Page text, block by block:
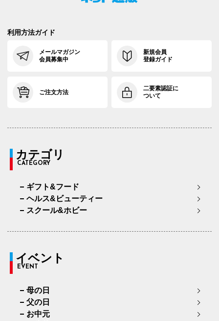
利用方法ガイド
メールマガジン
会員募集中
新規会員
登録ガイド
ご注文方法
二要素認証に
ついて
カテゴリ
CATEGORY
ギフト&フード
ヘルス&ビューティー
スクール&ホビー
イベント
EVENT
母の日
父の日
お中元